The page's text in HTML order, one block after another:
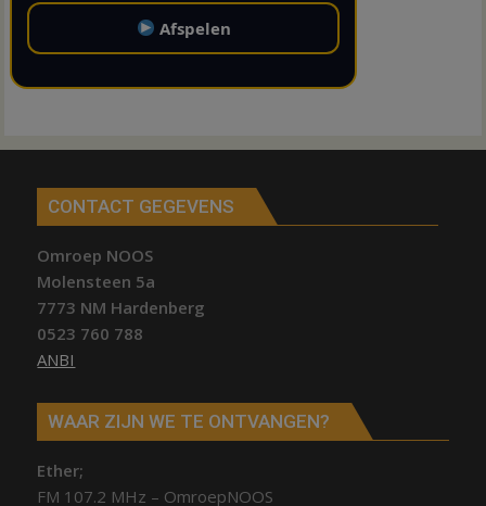
Afspelen
CONTACT GEGEVENS
Omroep NOOS
Molensteen 5a
7773 NM Hardenberg
0523 760 788
ANBI
WAAR ZIJN WE TE ONTVANGEN?
Ether;
FM 107.2 MHz – OmroepNOOS